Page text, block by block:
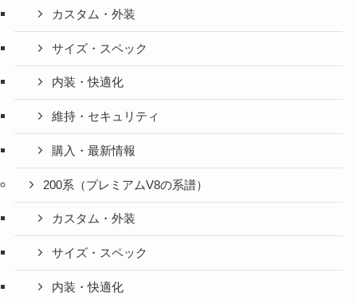
カスタム・外装
サイズ・スペック
内装・快適化
維持・セキュリティ
購入・最新情報
200系（プレミアムV8の系譜）
カスタム・外装
サイズ・スペック
内装・快適化